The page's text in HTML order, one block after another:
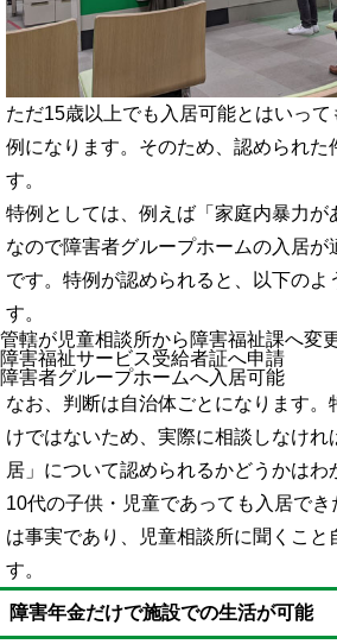
ただ15歳以上でも入居可能とはいっ
例になります。そのため、認められた
す。
特例としては、例えば「家庭内暴力が
なので障害者グループホームの入居が
です。特例が認められると、以下のよ
す。
管轄が児童相談所から障害福祉課へ変
障害福祉サービス受給者証へ申請
障害者グループホームへ入居可能
なお、判断は自治体ごとになります。
けではないため、実際に相談しなけれ
居」について認められるかどうかはわ
10代の子供・児童であっても入居で
は事実であり、児童相談所に聞くこと
す。
障害年金だけで施設での生活が可能